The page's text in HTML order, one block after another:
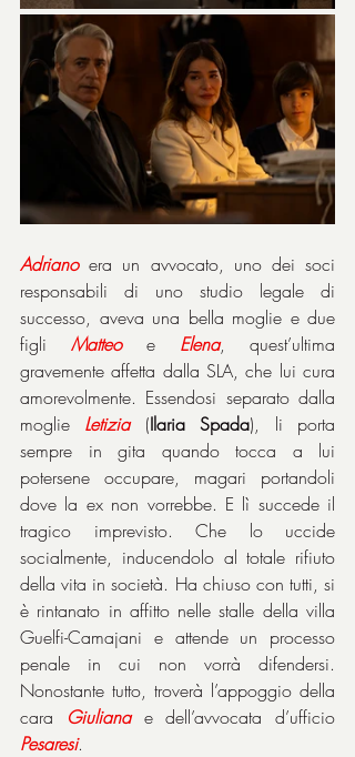
Adriano era un avvocato, uno dei soci
responsabili di uno studio legale di
successo, aveva una bella moglie e due
figli Matteo e Elena, quest’ultima
gravemente affetta dalla SLA, che lui cura
amorevolmente. Essendosi separato dalla
moglie Letizia (Ilaria Spada), li porta
sempre in gita quando tocca a lui
potersene occupare, magari portandoli
dove la ex non vorrebbe. E lì succede il
tragico imprevisto. Che lo uccide
socialmente, inducendolo al totale rifiuto
della vita in società. Ha chiuso con tutti, si
è rintanato in affitto nelle stalle della villa
Guelfi-Camajani e attende un processo
penale in cui non vorrà difendersi.
Nonostante tutto, troverà l’appoggio della
cara
Giuliana
Pesaresi.